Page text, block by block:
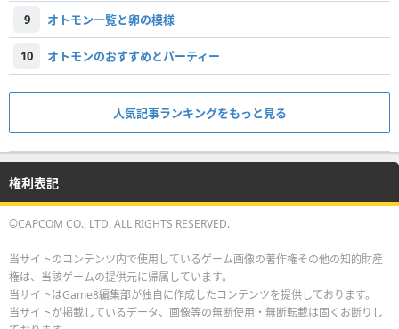
9 オトモン一覧と卵の模様
10 オトモンのおすすめとパーティー
人気記事ランキングをもっと見る
権利表記
©CAPCOM CO., LTD. ALL RIGHTS RESERVED.
当サイトのコンテンツ内で使用しているゲーム画像の著作権その他の知的財産
権は、当該ゲームの提供元に帰属しています。
当サイトはGame8編集部が独自に作成したコンテンツを提供しております。
当サイトが掲載しているデータ、画像等の無断使用・無断転載は固くお断りし